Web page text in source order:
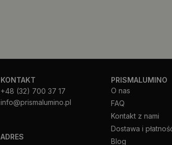
KONTAKT
+48 (32) 700 37 17
info@prismalumino.pl
ADRES
PRISMALUMINO
O nas
FAQ
Kontakt z nami
Dostawa i
Blog